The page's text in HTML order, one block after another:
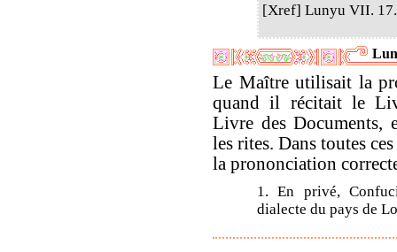
[Xref] Lunyu VII.
Le Maître utilisait la
quand il récitait le
Livre des Documents,
les rites. Dans toutes
la prononciation
1. En privé,
dialecte du pays de